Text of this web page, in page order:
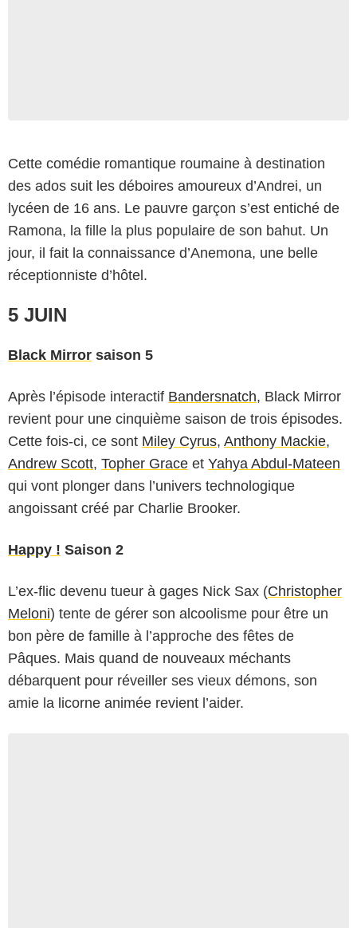
Cette comédie romantique roumaine à destination
des ados suit les déboires amoureux d’Andrei, un
lycéen de 16 ans. Le pauvre garçon s’est entiché de
Ramona, la fille la plus populaire de son bahut. Un
jour, il fait la connaissance d’Anemona, une belle
réceptionniste d’hôtel.
5 JUIN
Black Mirror saison 5
Après l’épisode interactif Bandersnatch, Black Mirror
revient pour une cinquième saison de trois épisodes.
Cette fois-ci, ce sont Miley Cyrus, Anthony Mackie,
Andrew Scott, Topher Grace et Yahya Abdul-Mateen
qui vont plonger dans l’univers technologique
angoissant créé par Charlie Brooker.
Happy ! Saison 2
L’ex-flic devenu tueur à gages Nick Sax (Christopher
Meloni) tente de gérer son alcoolisme pour être un
bon père de famille à l’approche des fêtes de
Pâques. Mais quand de nouveaux méchants
débarquent pour réveiller ses vieux démons, son
amie la licorne animée revient l’aider.